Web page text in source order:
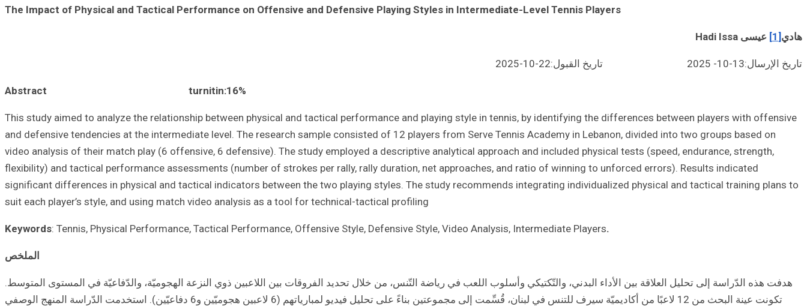
The Impact of Physical and Tactical Performance on Offensive and Defensive Playing Styles in Intermediate-Level Tennis Players
هادي[1] عيسى
تاريخ الإرسال:13-10- 2025 تاريخ القبول:22-10-2025
Abstract turnitin:16%
This study aimed to analyze the relationship between physical and tactical performance and playing style in tennis, by identifying the differences between players with offensive
and defensive tendencies at the intermediate level. The research sample consisted of 12 players from Serve Tennis Academy in Lebanon, divided into two groups based on
video analysis of their match play (6 offensive, 6 defensive). The study employed a descriptive analytical approach and included physical tests (speed, endurance, strength,
flexibility) and tactical performance assessments (number of strokes per rally, rally duration, net approaches, and ratio of winning to unforced errors). Results indicated
significant differences in physical and tactical indicators between the two playing styles. The study recommends integrating individualized physical and tactical training plans to
suit each player’s style, and using match video analysis as a tool for technical-tactical profiling
Keywords: Tennis, Physical Performance, Tactical Performance, Offensive Style, Defensive Style, Video Analysis, Intermediate Players.
الملخص
هدفت هذه الدّراسة إلى تحليل العلاقة بين الأداء البدني، والتّكتيكي وأسلوب اللعب في رياضة التّنس، من خلال تحديد الفروقات بين اللاعبين ذوي النزعة الهجوميّة، والدّفاعيّة في المستوى المتوسط.
تكونت عينة البحث من 12 لاعبًا من أكاديميّة سيرف للتنس في لبنان، قُسِّمت إلى مجموعتين بناءً على تحليل فيديو لمبارياتهم (6 لاعبين هجوميّين و6 دفاعيّين). استخدمت الدّراسة المنهج الوصفي